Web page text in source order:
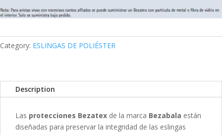
Category: ESLINGAS DE POLIÉSTER
Description
Las protecciones Bezatex de la marca Bezabala están
diseñadas para preservar la integridad de las eslingas